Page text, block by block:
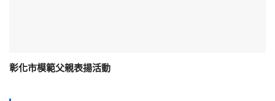
彰化市模範父親表揚活動